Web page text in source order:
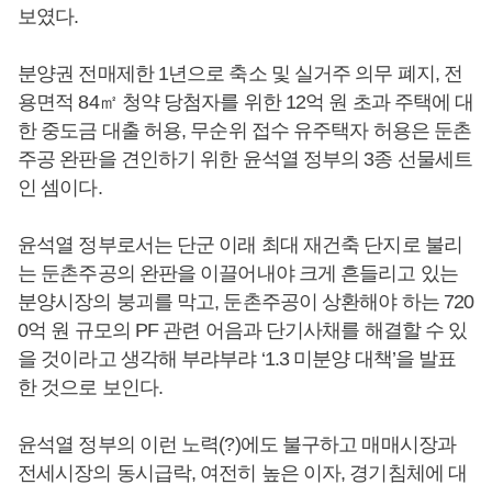
보였다.
분양권 전매제한 1년으로 축소 및 실거주 의무 폐지, 전
용면적 84㎡ 청약 당첨자를 위한 12억 원 초과 주택에 대
한 중도금 대출 허용, 무순위 접수 유주택자 허용은 둔촌
주공 완판을 견인하기 위한 윤석열 정부의 3종 선물세트
인 셈이다.
윤석열 정부로서는 단군 이래 최대 재건축 단지로 불리
는 둔촌주공의 완판을 이끌어내야 크게 흔들리고 있는
분양시장의 붕괴를 막고, 둔촌주공이 상환해야 하는 720
0억 원 규모의 PF 관련 어음과 단기사채를 해결할 수 있
을 것이라고 생각해 부랴부랴 ‘1.3 미분양 대책’을 발표
한 것으로 보인다.
윤석열 정부의 이런 노력(?)에도 불구하고 매매시장과
전세시장의 동시급락, 여전히 높은 이자, 경기침체에 대